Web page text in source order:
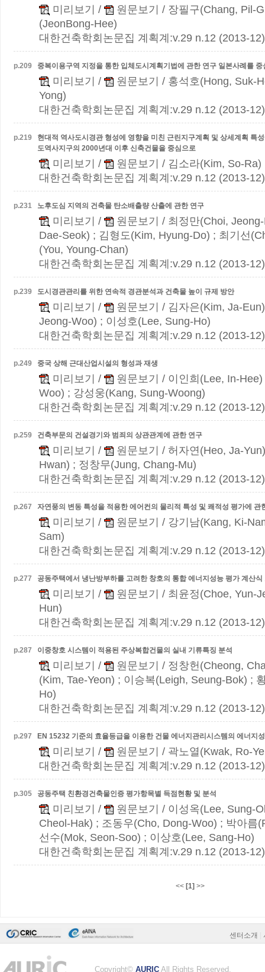
미리보기 / 원문보기
/ 장필구(Chang, Pil-
(JeonBong-Hee)
대한건축학회논문집 계획계:v.29 n.12 (2013-12)
p.209 중복이용구역 지정을 통한 입체도시계획기법에 관한 연구 일본사례를 중
미리보기 / 원문보기
/ 홍석호(Hong, Suk-
Yong)
대한건축학회논문집 계획계:v.29 n.12 (2013-12)
p.219
현대적 역사도시경관 형성에 영향을 미친 근린지구계획 및 상세계획 특
도역사지구의 2000년대 이후 신축건물을 중심으로
미리보기 / 원문보기
/ 김소라(Kim, So-Ra)
대한건축학회논문집 계획계:v.29 n.12 (2013-12)
p.231 노후도심 지역의 건축물 탄소배출량 산출에 관한 연구
미리보기 / 원문보기
/ 최정만(Choi,
Dae-Seok) ; 김형도(Kim, Hyung-Do) ; 최기선
(You, Young-Chan)
대한건축학회논문집 계획계:v.29 n.12 (2013-12)
p.239 도시경관관리를 위한 연속적 경관분석과 건축물 높이 규제 방안
미리보기 / 원문보기
/ 김자은(Kim, Ja-
Jeong-Woo) ; 이성호(Lee, Sung-Ho)
대한건축학회논문집 계획계:v.29 n.12 (2013-12)
p.249 중국 상해 근대산업시설의 형성과 재생
미리보기 / 원문보기
/ 이인희(Lee, In-
Woo) ; 강성웅(Kang, Sung-Woong)
대한건축학회논문집 계획계:v.29 n.12 (2013-12)
p.259 건축부문의 건설경기와 범죄의 상관관계에 관한 연구
미리보기 / 원문보기
/ 허자연(Heo, Ja-
Hwan) ; 정창무(Jung, Chang-Mu)
대한건축학회논문집 계획계:v.29 n.12 (2013-12)
p.267 자연풍의 변동 특성을 적용한 에어컨의 물리적 특성 및 쾌적성 평가에 관
미리보기 / 원문보기
/ 강기남(Kang, Ki-
Sam)
대한건축학회논문집 계획계:v.29 n.12 (2013-12)
p.277 공동주택에서 냉난방부하를 고려한 창호의 통합 에너지성능 평가 계산식
미리보기 / 원문보기
/ 최윤정(Choe, Yun-
Hun)
대한건축학회논문집 계획계:v.29 n.12 (2013-12)
p.287 이중창호 시스템이 적용된 주상복합건물의 실내 기류특징 분석
미리보기 / 원문보기
/ 정창헌(Cheong,
(Kim, Tae-Yeon) ; 이승복(Leigh, Seung-Bok) ;
Ho)
대한건축학회논문집 계획계:v.29 n.12 (2013-12)
p.297 EN 15232 기준의 효율등급을 이용한 건물 에너지관리시스템의 에너지
미리보기 / 원문보기
/ 곽노열(Kwak, Ro-
대한건축학회논문집 계획계:v.29 n.12 (2013-12)
p.305 공동주택 친환경건축물인증 평가항목별 득점현황 및 분석
미리보기 / 원문보기
/ 이성옥(Lee, Sung-
Cheol-Hak) ; 조동우(Cho, Dong-Woo) ; 박아름
선수(Mok, Seon-Soo) ; 이상호(Lee, Sang-Ho)
대한건축학회논문집 계획계:v.29 n.12 (2013-12)
<< [1] >>
센터소개
Copyright© AURIC All Rights Reserved.